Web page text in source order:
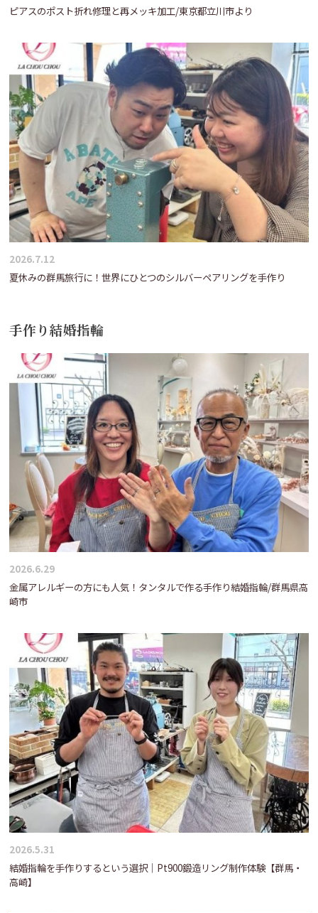
ピアスのポスト折れ修理と再メッキ加工/東京都立川市より
2026.7.12
夏休みの群馬旅行に！世界にひとつのシルバーペアリングを手作り
手作り結婚指輪
2026.6.29
金属アレルギーの方にも人気！タンタルで作る手作り結婚指輪/群馬県高
崎市
2026.5.31
結婚指輪を手作りするという選択｜Pt900鍛造リング制作体験【群馬・
高崎】